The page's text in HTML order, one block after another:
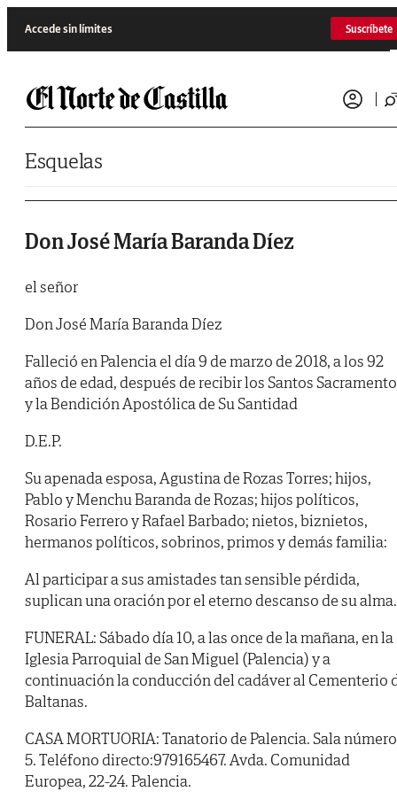
Accede sin límites Suscríbete
Esquelas
Don José María Baranda Díez
el señor
Don José María Baranda Díez
Falleció en Palencia el día 9 de marzo de 2018, a los 92
años de edad, después de recibir los Santos
y la Bendición Apostólica de Su Santidad
D.E.P.
Su apenada esposa, Agustina de Rozas Torres; hijos,
Pablo y Menchu Baranda de Rozas; hijos políticos,
Rosario Ferrero y Rafael Barbado; nietos, biznietos,
hermanos políticos, sobrinos, primos y demás familia:
Al participar a sus amistades tan sensible pérdida,
suplican una oración por el eterno descanso de su alma.
FUNERAL: Sábado día 10, a las once de la mañana, en la
Iglesia Parroquial de San Miguel (Palencia) y a
continuación la conducción del cadáver al Cementerio
Baltanas.
CASA MORTUORIA: Tanatorio de Palencia. Sala número
5. Teléfono directo:979165467. Avda. Comunidad
Europea, 22-24. Palencia.